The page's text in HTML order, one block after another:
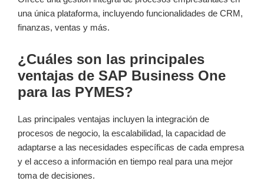
una única plataforma, incluyendo funcionalidades de CRM,
finanzas, ventas y más.
¿Cuáles son ​las principales
ventajas de​ SAP Business One
para las PYMES?
Las⁢ principales ventajas incluyen la integración de
procesos de negocio, la⁤ escalabilidad, la capacidad de
adaptarse a las necesidades específicas de cada empresa
y el acceso a información en tiempo ‌real para una mejor
toma de decisiones.